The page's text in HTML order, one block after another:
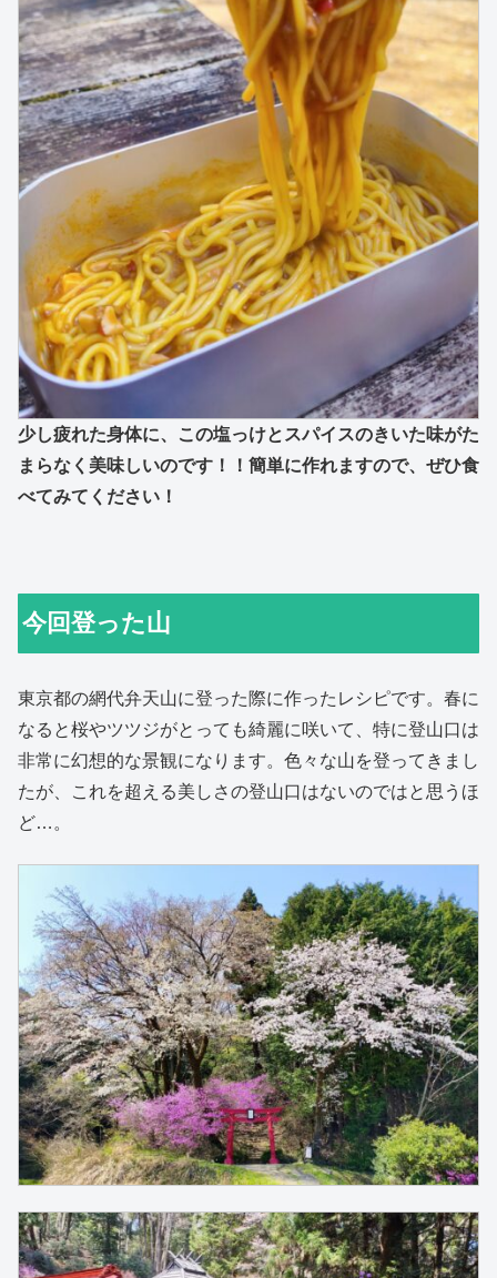
少し疲れた身体に、この塩っけとスパイスのきいた味がた
まらなく美味しいのです！！簡単に作れますので、ぜひ食
べてみてください！
今回登った山
東京都の網代弁天山に登った際に作ったレシピです。春に
なると桜やツツジがとっても綺麗に咲いて、特に登山口は
非常に幻想的な景観になります。色々な山を登ってきまし
たが、これを超える美しさの登山口はないのではと思うほ
ど…。